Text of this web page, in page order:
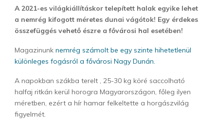
A 2021-es világkiállításkor telepített halak egyike lehet
a nemrég kifogott méretes dunai vágótok! Egy érdekes
összefüggés vehető észre a fővárosi hal esetében!
Magazinunk nemrég számolt be egy szinte hihetetlenül
különleges fogásról a fővárosi Nagy Dunán.
A napokban szákba terelt , 25-30 kg köré saccolható
halfaj ritkán kerül horogra Magyarországon, főleg ilyen
méretben, ezért a hír hamar felkeltette a horgászvilág
figyelmét.